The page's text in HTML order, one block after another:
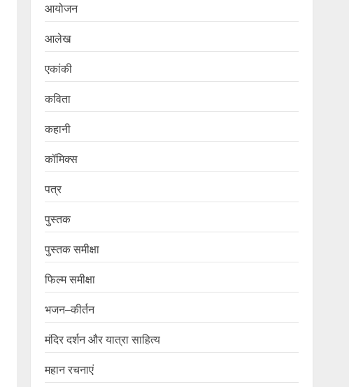
आयोजन
आलेख
एकांकी
कविता
कहानी
कॉमिक्स
पत्र
पुस्तक
पुस्तक समीक्षा
फिल्म समीक्षा
भजन–कीर्तन
मंदिर दर्शन और यात्रा साहित्य
महान रचनाएं